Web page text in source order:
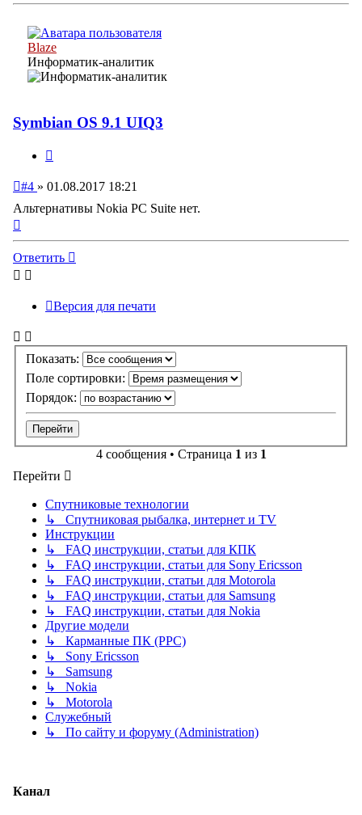
Blaze
Информатик-аналитик
Symbian OS 9.1 UIQ3
Непрочитанное
#4 » 01.08.2017 18:21
Альтернативы Nokia PC Suite нет.
началу
Ответить
Версия для печати
Показать:
Поле сортировки:
Порядок:
4 сообщения • Страница 1 из 1
Перейти
Спутниковые технологии
↳ Спутниковая рыбалка, интернет и TV
Инструкции
↳ FAQ инструкции, статьи для КПК
↳ FAQ инструкции, статьи для Sony Ericsson
↳ FAQ инструкции, статьи для Motorola
↳ FAQ инструкции, статьи для Samsung
↳ FAQ инструкции, статьи для Nokia
Другие модели
↳ Карманные ПК (PPC)
↳ Sony Ericsson
↳ Samsung
↳ Nokia
↳ Motorola
Служебный
↳ По сайту и форуму (Administration)
Канал